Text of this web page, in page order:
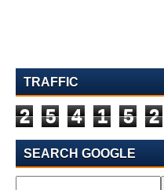
TRAFFIC
2 5 4 1 5 2
SEARCH GOOGLE